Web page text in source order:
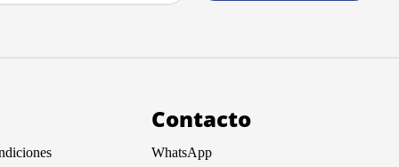
Contacto
WhatsApp